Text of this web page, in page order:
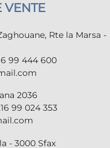
VENTE
Rte la Marsa -
99 444 600
2036
99 024 353
- 3000 Sfax